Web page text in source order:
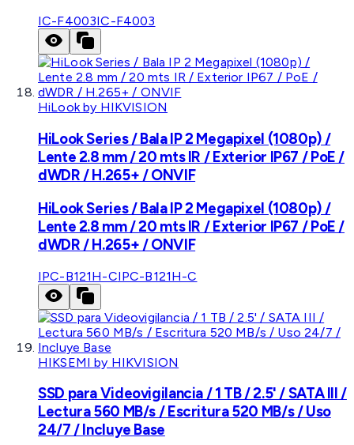
IC-F4003IC-F4003
HiLook by HIKVISION
HiLook Series / Bala IP 2 Megapixel (1080p) /
Lente 2.8 mm / 20 mts IR / Exterior IP67 / PoE /
dWDR / H.265+ / ONVIF
HiLook Series / Bala IP 2 Megapixel (1080p) /
Lente 2.8 mm / 20 mts IR / Exterior IP67 / PoE /
dWDR / H.265+ / ONVIF
IPC-B121H-CIPC-B121H-C
HIKSEMI by HIKVISION
SSD para Videovigilancia / 1 TB / 2.5' / SATA III /
Lectura 560 MB/s / Escritura 520 MB/s / Uso
24/7 / Incluye Base